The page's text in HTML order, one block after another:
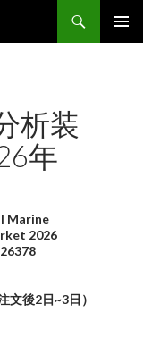
析装
年
Marine
2026
文後2日~3日）